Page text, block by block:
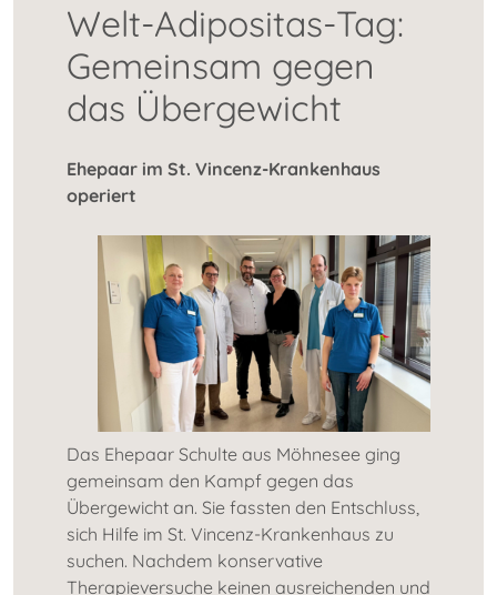
Welt-Adipositas-Tag:
Gemeinsam gegen
das Übergewicht
Ehepaar im St. Vincenz-Krankenhaus
operiert
Das Ehepaar Schulte aus Möhnesee ging
gemeinsam den Kampf gegen das
Übergewicht an. Sie fassten den Entschluss,
sich Hilfe im St. Vincenz-Krankenhaus zu
suchen. Nachdem konservative
Therapieversuche keinen ausreichenden und